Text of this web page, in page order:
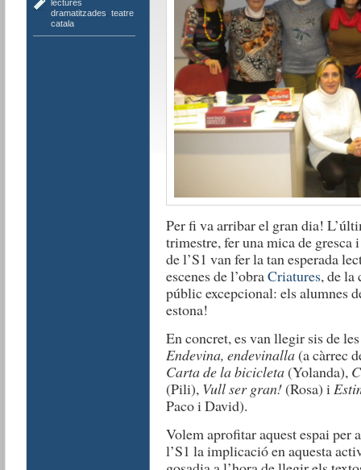
lectures
dramatitzades teatre
catala
Per fi va arribar el gran dia!
trimestre, fer una mica de
de l’S1 van fer la tan esperada
escenes de l’obraCriatures, de la
públic excepcional: els alumnes
estona!
En concret, es van llegir sis de
Endevina, endevinalla(a càrrec
Carta de la bicicleta(Yolanda),
(Pili), Vull ser gran!(Rosa) i
Paco i David).
Volem aprofitar aquest espai per
l’S1 la implicació en aquesta